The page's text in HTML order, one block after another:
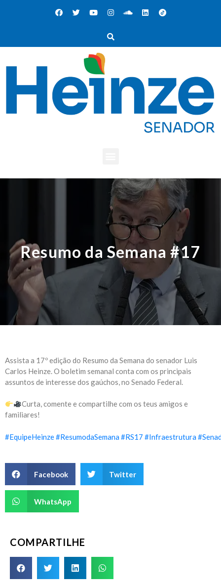
Resumo da Semana #17
Assista a 17º edição do Resumo da Semana do senador Luis
Carlos Heinze. O boletim semanal conta com os principais
assuntos de interesse dos gaúchos, no Senado Federal.
Curta, comente e compartilhe com os teus amigos e
familiares!
#EquipeHeinze#ResumodaSemana#RS17 #Infraestrutura#
Facebook Twitter
WhatsApp
COMPARTILHE